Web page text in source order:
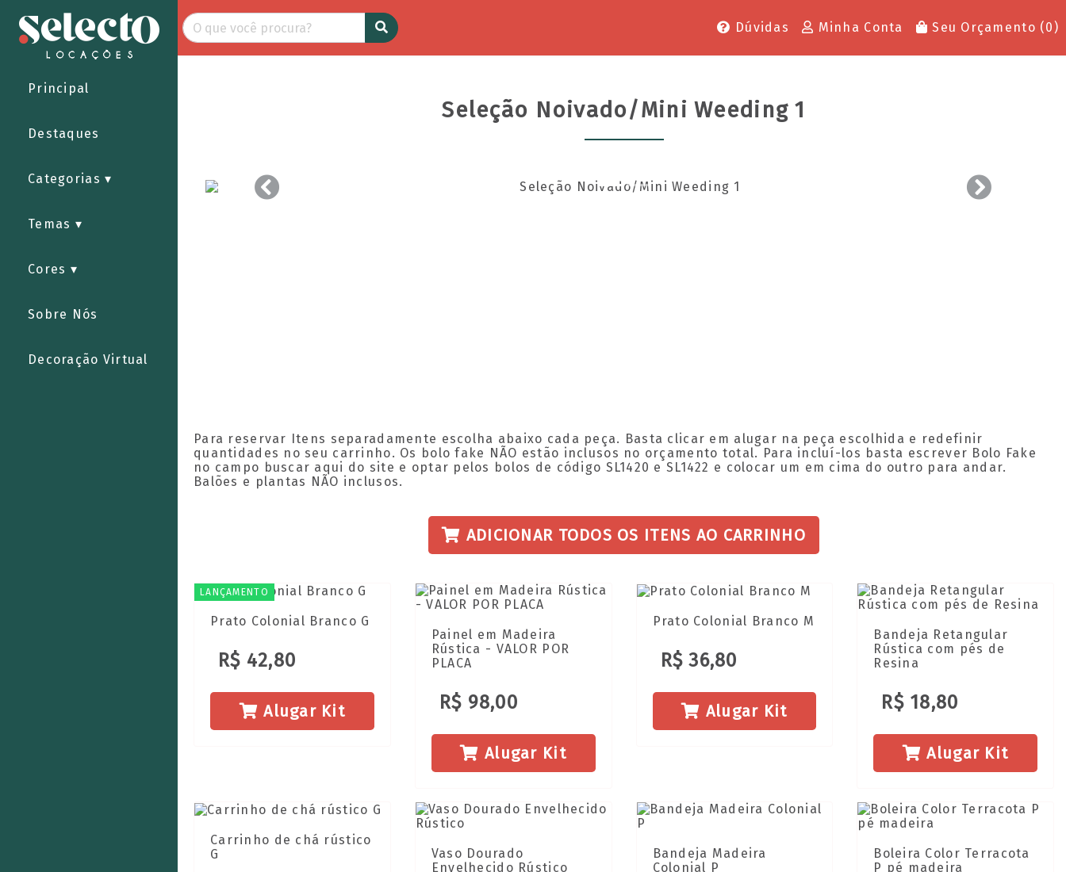
Principal
Destaques
Categorias
Temas
Cores
Sobre Nós
Decoração Virtual
Dúvidas Minha Conta Seu Orçamento (0 )
Seleção Noivado/Mini Weeding 1
Para reservar Itens separadamente escolha abaixo cada peça. Basta clicar em alugar na peça escolhida e redefinir
quantidades no seu carrinho. Os bolo fake NÃO estão inclusos no orçamento total. Para incluí-los basta escrever Bolo Fake
no campo buscar aqui do site e optar pelos bolos de código SL1420 e SL1422 e colocar um em cima do outro para andar.
Balões e plantas NÃO inclusos.
ADICIONAR TODOS OS ITENS AO CARRINHO
LANÇAMENTO
Prato Colonial Branco G
R$ 42,80
Alugar Kit
Painel em Madeira
Rústica - VALOR POR
PLACA
R$ 98,00
Alugar Kit
Prato Colonial Branco M
R$ 36,80
Alugar Kit
Bandeja Retangular
Rústica com pés de
Resina
R$ 18,80
Alugar Kit
Carrinho de chá rústico
G
Vaso Dourado
Envelhecido Rústico
Bandeja Madeira
Colonial P
Boleira Color Terracota
P pé madeira